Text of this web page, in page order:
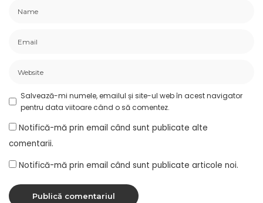
Salvează-mi numele, emailul și site-ul web în acest navigator
pentru data viitoare când o să comentez.
Notifică-mă prin email când sunt publicate alte
comentarii.
Notifică-mă prin email când sunt publicate articole noi.